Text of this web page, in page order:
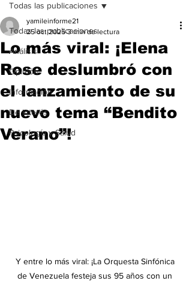
Todas las publicaciones
Análisis
Opinión
Información
De interés
Psicología y Salud
Todas las publicaciones
Lo más viral: ¡Elena
Rose deslumbró con
el lanzamiento de su
nuevo tema “Bendito
Verano”!
yamileinforme21
25 oct 2025 3 min de lectura
Y entre lo más viral: ¡La Orquesta Sinfónica
de Venezuela festeja sus 95 años con un